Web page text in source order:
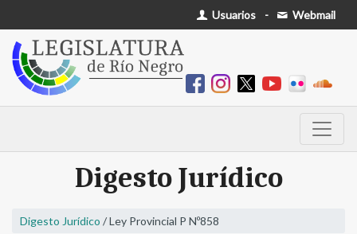
Usuarios - Webmail
Digesto Jurídico
Digesto Jurídico / Ley Provincial P Nº858